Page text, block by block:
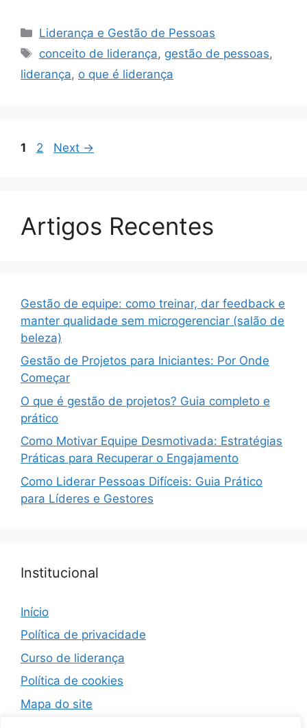
Categorias
Liderança e Gestão de Pessoas
Tags
conceito de liderança, gestão de pessoas,
liderança, o que é liderança
Page
1 Page
2 Next →
Artigos Recentes
Gestão de equipe: como treinar, dar feedback e
manter qualidade sem microgerenciar (salão de
beleza)
Gestão de Projetos para Iniciantes: Por Onde
Começar
O que é gestão de projetos? Guia completo e
prático
Como Motivar Equipe Desmotivada: Estratégias
Práticas para Recuperar o Engajamento
Como Liderar Pessoas Difíceis: Guia Prático
para Líderes e Gestores
Institucional
Início
Política de privacidade
Curso de liderança
Política de cookies
Mapa do site